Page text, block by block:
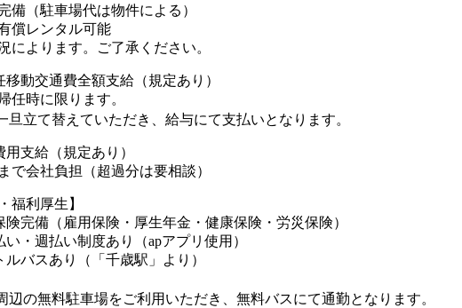
備（駐車場代は物件による）
償レンタル可能
よります。ご了承ください。
移動交通費全額支給（規定あり）
時に限ります。
立て替えていただき、給与にて支払いとなります。
支給（規定あり）
会社負担（超過分は要相談）
福利厚生】
険完備（雇用保険・厚生年金・健康保険・労災保険）
・週払い制度あり（apアプリ使用）
ルバスあり（「千歳駅」より）
の無料駐車場をご利用いただき、無料バスにて通勤となります。